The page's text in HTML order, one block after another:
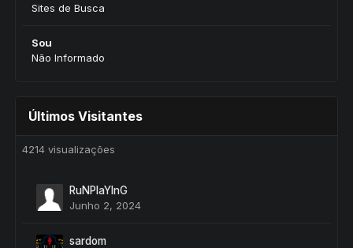
Sites de Busca
Sou
Não Informado
Últimos Visitantes
4214 visualizações
RuNPlaYInG
Junho 2, 2024
sardom